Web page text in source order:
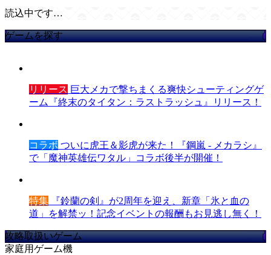
読込中です…
ゲームを探す
リリース 巨大メカで撃ちまくる爽快シューティングゲ
ーム『終末のタイタン：ラストラッシュ』リリース！
コラボ ついに虎王＆影虎が来た！『鋼嵐 - メカラシ』
で「魔神英雄伝ワタル」コラボ後半が開催！
特集 『鈴蘭の剣』が2周年を迎え、新章「氷と血の
道」を解禁ッ！記念イベントの報酬もお見逃し無く！
攻略取扱いゲーム
家庭用ゲーム機